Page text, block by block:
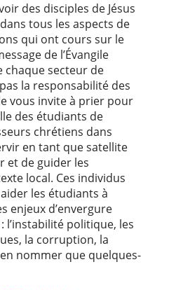
des disciples de Jésus
tous les aspects de
qui ont cours sur le
de l’Évangile
secteur de
la responsabilité des
vous invite à prier pour
des étudiants de
chrétiens dans
en tant que satellite
et de guider les
local. Ces individus
les étudiants à
enjeux d’envergure
l’instabilité politique, les
la corruption, la
nommer que quelques-